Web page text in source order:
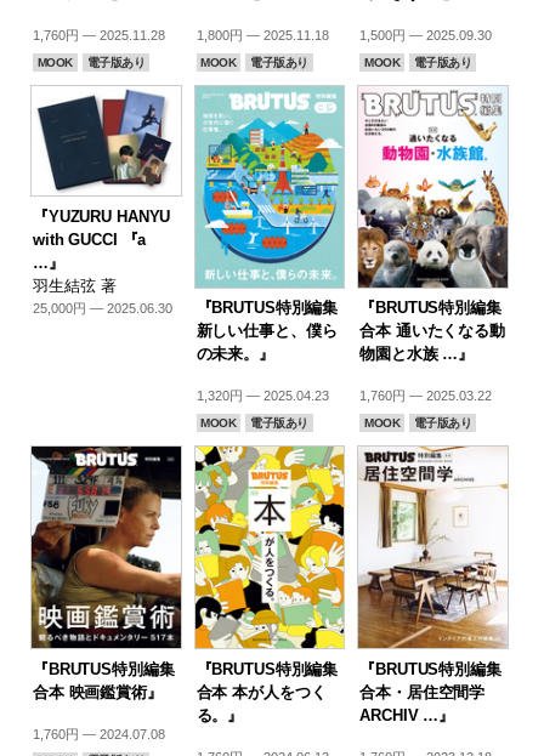
1,760円 — 2025.11.28
MOOK 電子版あり
1,800円 — 2025.11.18
MOOK 電子版あり
1,500円 — 2025.09.30
MOOK 電子版あり
『YUZURU HANYU
with GUCCI 『a
…』
羽生結弦 著
25,000円 — 2025.06.30
『BRUTUS特別編集
新しい仕事と、僕ら
の未来。』
1,320円 — 2025.04.23
MOOK 電子版あり
『BRUTUS特別編集
合本 通いたくなる動
物園と水族 …』
1,760円 — 2025.03.22
MOOK 電子版あり
『BRUTUS特別編集
合本 映画鑑賞術』
1,760円 — 2024.07.08
『BRUTUS特別編集
合本 本が人をつく
る。』
『BRUTUS特別編集
合本・居住空間学
ARCHIV …』